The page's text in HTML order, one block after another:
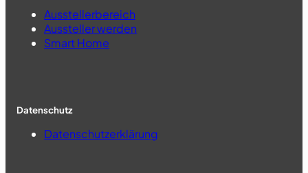
Ausstellerbereich
Aussteller werden
Smart Home
Datenschutz
Datenschutzerklärung